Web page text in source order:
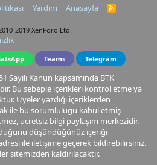
Yardım Anasayfa
R
2019 XenForo Ltd.
Teams Telegram
Sayılı Kanun kapsamında BTK
Bu sebeple içerikleri kontrol etme ya
Üyeler yazdığı içeriklerden
ile bu sorumluluğu kabul etmiş
ücretsiz bilgi paylaşım merkezidir.
düşündüğünüz içeriği
ile iletişime geçerek bildirebilirsiniz.
sitemizden kaldırılacaktır.